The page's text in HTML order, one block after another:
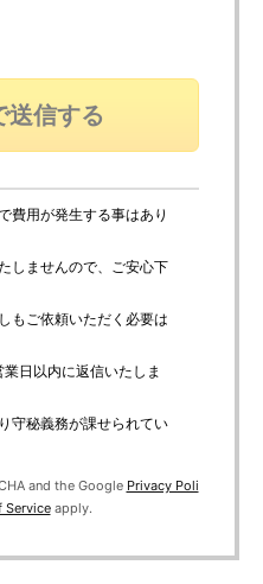
費用が発生する事はあり
しませんので、ご安心下
もご依頼いただく必要は
日以内に返信いたしま
守秘義務が課せられてい
and the Google Privacy Poli
Serviceapply.